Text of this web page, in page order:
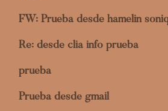
FW: Prueba desde hamelin
Re: desde clia info prueba
prueba
Prueba desde gmail